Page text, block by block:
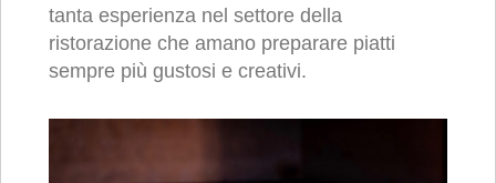
tanta esperienza nel settore della
ristorazione che amano preparare piatti
sempre più gustosi e creativi.